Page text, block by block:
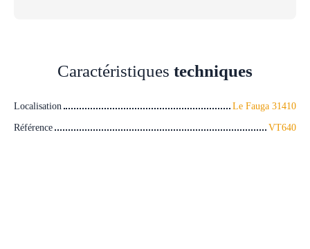
Caractéristiques techniques
Localisation
Le Fauga 31410
Référence
VT640